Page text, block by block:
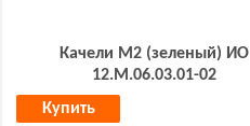
Качели М2 (зеленый) ИО
12.М.06.03.01-02
Купить